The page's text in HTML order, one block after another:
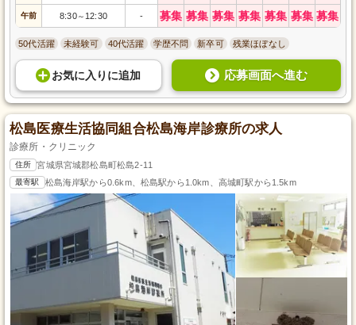
午前 8:30～ 12:30 - 募集 募集 募集 募集 募集 募集 募集
50代活躍 未経験可 40代活躍 学歴不問 新卒可 残業ほぼなし
お気に入り に追加 応募画面へ進む
松島医療生活協同組合松島海岸診療所の求人
診療所・クリニック
住所 宮城県宮城郡松島町松島2-11
最寄駅 松島海岸駅から0.6km、松島駅から1.0km、高城町駅から1.5km